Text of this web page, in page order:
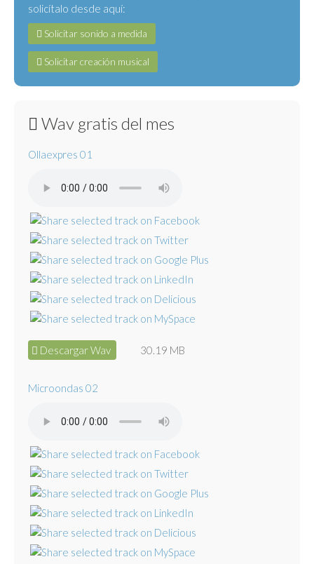
solicítalo desde aquí:
Solicitar sonido a medida
Solicitar creación musical
Wav gratis del mes
Ollaexpres 01
Descargar Wav 30.19 MB
Microondas 02